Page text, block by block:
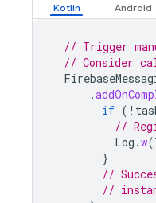
// Trigger
// Consider
.
if ( !
//
Log .w(
}
//
//